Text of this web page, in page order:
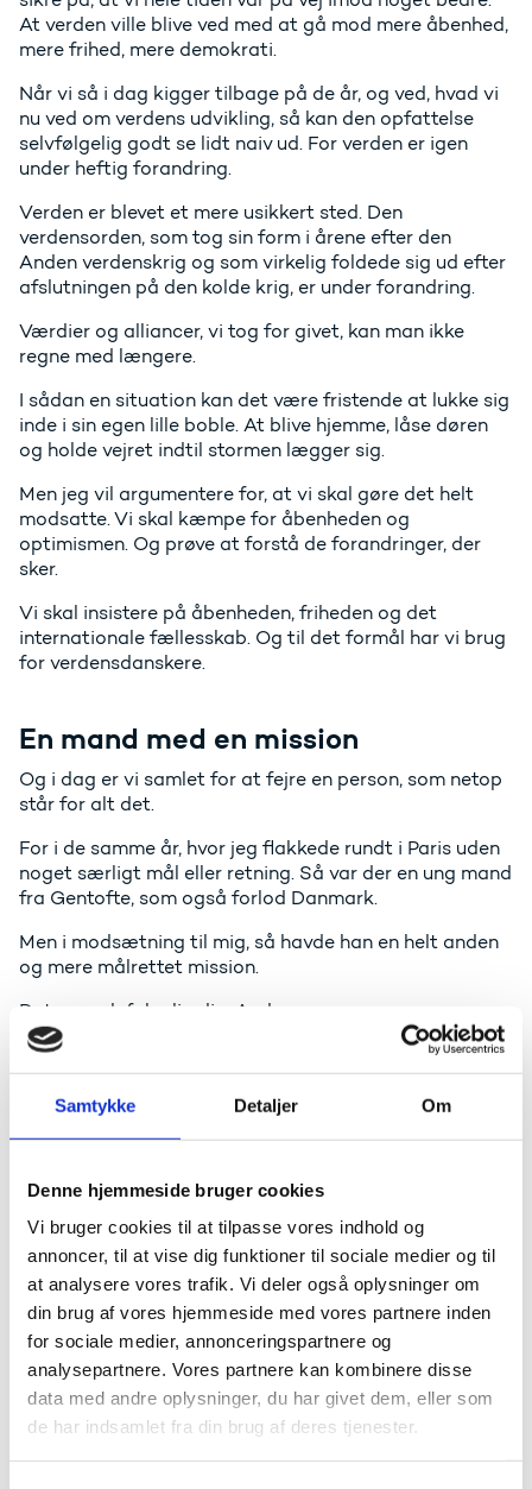
Samtykke Detaljer Om
Denne hjemmeside bruger cookies
Vi bruger cookies til at tilpasse vores indhold og
annoncer, til at vise dig funktioner til sociale medier og til
at analysere vores trafik. Vi deler også oplysninger om
din brug af vores hjemmeside med vores partnere inden
for sociale medier, annonceringspartnere og
analysepartnere. Vores partnere kan kombinere disse
data med andre oplysninger, du har givet dem, eller som
de har indsamlet fra din brug af deres tjenester.
At verden ville blive ved med at gå mod mere åbenhed,
mere frihed, mere demokrati.
Når vi så i dag kigger tilbage på de år, og ved, hvad vi
nu ved om verdens udvikling, så kan den opfattelse
selvfølgelig godt se lidt naiv ud. For verden er igen
under heftig forandring.
Verden er blevet et mere usikkert sted. Den
verdensorden, som tog sin form i årene efter den
Anden verdenskrig og som virkelig foldede sig ud efter
afslutningen på den kolde krig, er under forandring.
Værdier og alliancer, vi tog for givet, kan man ikke
regne med længere.
I sådan en situation kan det være fristende at lukke sig
inde i sin egen lille boble. At blive hjemme, låse døren
og holde vejret indtil stormen lægger sig.
Men jeg vil argumentere for, at vi skal gøre det helt
modsatte. Vi skal kæmpe for åbenheden og
optimismen. Og prøve at forstå de forandringer, der
sker.
Vi skal insistere på åbenheden, friheden og det
internationale fællesskab. Og til det formål har vi brug
for verdensdanskere.
En mand med en mission
Og i dag er vi samlet for at fejre en person, som netop
står for alt det.
For i de samme år, hvor jeg flakkede rundt i Paris uden
noget særligt mål eller retning. Så var der en ung mand
fra Gentofte, som også forlod Danmark.
Men i modsætning til mig, så havde han en helt anden
og mere målrettet mission.
Det var selvfølgelig dig, Andreas.
Du havde store drømme. Drømme, som dengang var
for store til at de kunne udleves i Danmark.
luftfartsteknologi. Senere til Austin, Texas for at skrive
din Ph.d. i rumfart.
Du rejste på din første rummission i 2015 og senest
selvfølgelig Huginn Missionen, som bragte dig til den
internationale rumstation i over et halvt år – oven i
købet som kaptajn.
Under den mission var vi mange som sad herhjemme
og var ved at revne af stolthed. Ikke kun fordi det er
stort at være den første dansker i rummet. Eller fordi
du af både NASA og ESA betros store opgaver.